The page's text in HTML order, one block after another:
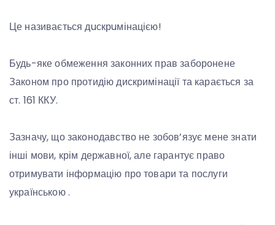
Це називається дuскрuмінацією!
Будь-яке обмеження законних прав заборонене
Законом про протидію дискримінації та карається за
ст. 161 ККУ.
Зазначу, що законодавство не зобов’язує мене знати
інші мови, крім державної, але гарантує право
отримувати інформацію про товари та послуги
українською .